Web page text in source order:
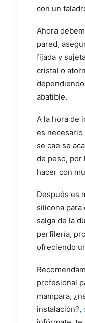
con un
Ahora
pared,
fijada y
cristal o
abatible.
A la hora de
es
se cae se
de peso, por
hacer con
Después es
silicona para
salga de la
perfilería,
ofreciendo
profesional
mampara,
instalación?,